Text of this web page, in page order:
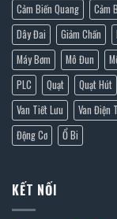
Cảm Biến Quang
Cảm
Dây Đai
Giảm Chấn
Máy Bơm
Mô Đun
PLC
Quạt Quạt Hút
Van Tiết Lưu
Van Điện
Động Cơ
Ổ Bi
KẾT NỐI